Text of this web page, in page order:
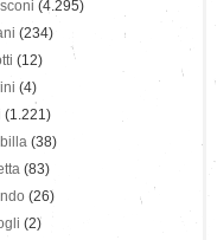
(4.295)
(234)
(12)
(4)
(1.221)
(38)
(83)
(26)
(2)